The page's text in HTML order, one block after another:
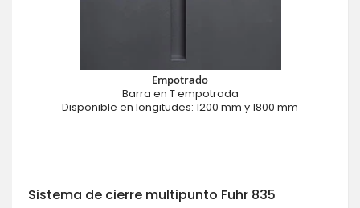
Empotrado
Barra en T empotrada
Disponible en longitudes: 1200 mm y 1800 mm
Sistema de cierre multipunto Fuhr 835